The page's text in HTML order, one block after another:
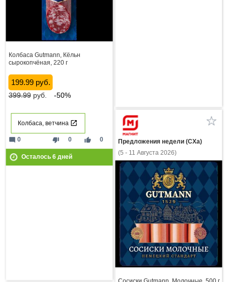
Колбаса Gutmann, Кёльн
сырокопчёная, 220 г
199.99 руб.
399.99руб. -50%
Колбаса, ветчина
thumb_down 0 thumb_up 0
mode_comment 0
Осталось 6дней
Предложения недели (СХа)
(5 - 11 Августа 2026)